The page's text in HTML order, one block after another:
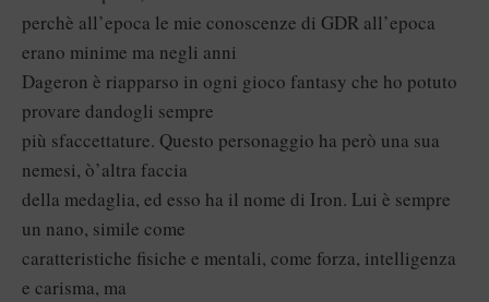
perchè all’epoca le mie conoscenze di GDR all’epoca
erano minime ma negli anni
Dageron è riapparso in ogni gioco fantasy che ho potuto
provare dandogli sempre
più sfaccettature. Questo personaggio ha però una sua
nemesi, ò’altra faccia
della medaglia, ed esso ha il nome di Iron. Lui è sempre
un nano, simile come
caratteristiche fisiche e mentali, come forza, intelligenza
e carisma, ma